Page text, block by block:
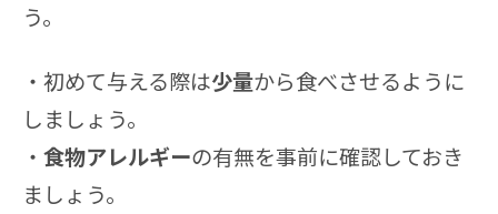
う。
・初めて与える際は少量から食べさせるように
しましょう。
・ 食物アレルギーの有無を事前に確認しておき
ましょう。